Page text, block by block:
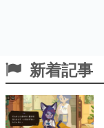
新着記事